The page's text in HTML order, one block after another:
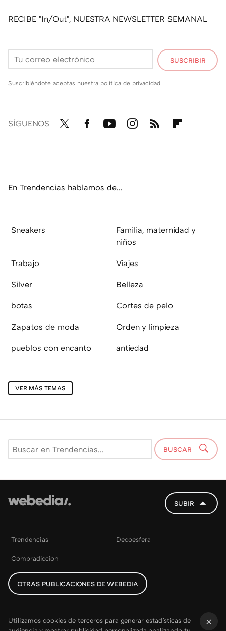
RECIBE "In/Out", NUESTRA NEWSLETTER SEMANAL
SUSCRIBIR
Suscribiéndote aceptas nuestra política de privacidad
SÍGUENOS
En Trendencias hablamos de...
Sneakers
Familia, maternidad y
niños
Trabajo Viajes
Silver Belleza
botas Cortes de pelo
Zapatos de moda Orden y limpieza
pueblos con encanto antiedad
VER MÁS TEMAS
BUSCAR
SUBIR
Trendencias Decoesfera
Compradiccion
OTRAS PUBLICACIONES DE WEBEDIA
Utilizamos cookies de terceros para generar estadísticas de